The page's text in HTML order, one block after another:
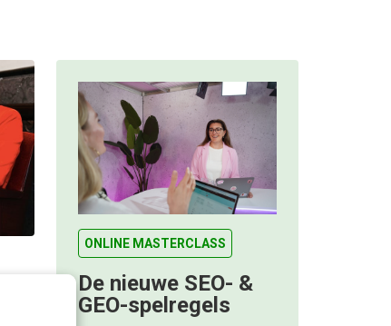
ONLINE MASTERCLASS
De nieuwe SEO- &
GEO-spelregels